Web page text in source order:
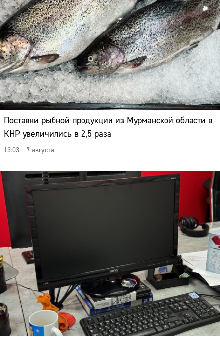
Поставки рыбной продукции из Мурманской области в
КНР увеличились в 2,5 раза
13:03 – 7 августа
Адрес:
Телефон: